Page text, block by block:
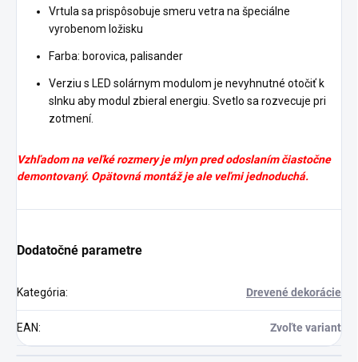
Vrtula sa prispôsobuje smeru vetra na špeciálne
vyrobenom ložisku
Farba: borovica, palisander
Verziu s LED solárnym modulom je nevyhnutné otočiť k
slnku aby modul zbieral energiu. Svetlo sa rozvecuje pri
zotmení.
Vzhľadom na veľké rozmery je mlyn pred odoslaním čiastočne
demontovaný. Opätovná montáž je ale veľmi jednoduchá.
Dodatočné parametre
Kategória: Drevené dekorácie
EAN: Zvoľte variant